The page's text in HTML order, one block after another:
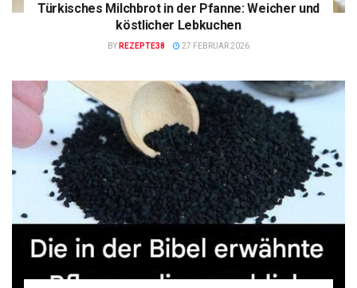
Türkisches Milchbrot in der Pfanne: Weicher und
köstlicher Lebkuchen
BY REZEPTE38 27 FEBRUAR 2026